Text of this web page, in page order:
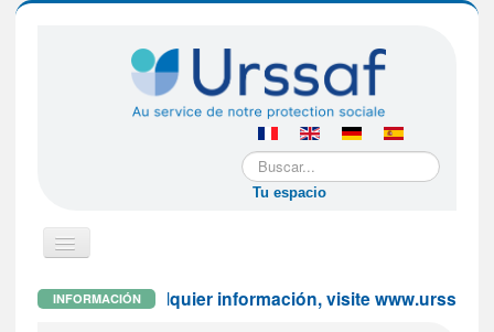
Buscar...
Tu espacio
Cambiar
INFORMACIÓN
Para cualquier información, visite www.urssaf.fr o